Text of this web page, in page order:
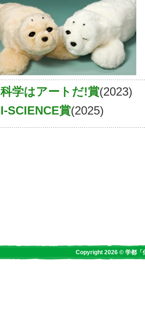
科学はアートだ!賞(2023)
I-SCIENCE賞(2025)
Copyright 2026 © 学都「